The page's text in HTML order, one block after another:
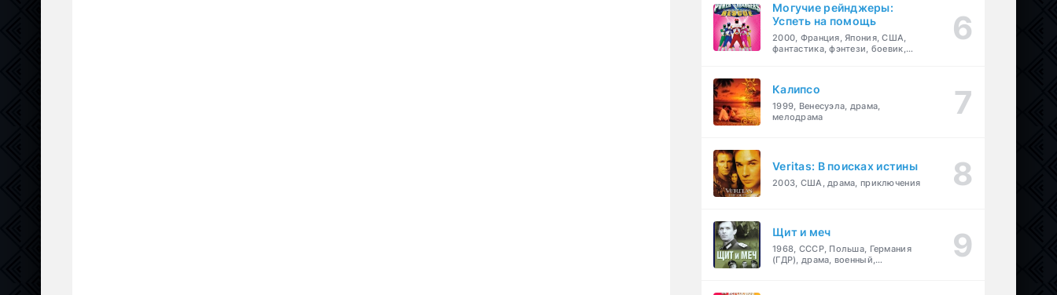
Могучие рейнджеры:
Успеть на помощь
2000, Франция, Япония, США,
фантастика, фэнтези, боевик,
Калипсо
1999, Венесуэла, драма,
мелодрама
Veritas: В поисках истины
2003, США, драма, приключения
Щит и меч
1968, СССР, Польша, Германия
(ГДР), драма, военный,